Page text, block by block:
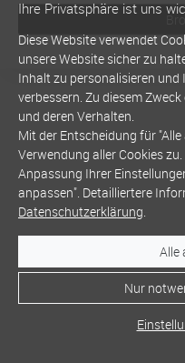
Ihre Privatsphäre ist uns
Diese Website verwendet
unsere Website sicher zu
Inhalt zu personalisieren
verbessern. Zu diesem
und deren Verhalten.
Mit der Entscheidung für
Verwendung aller Cookies
Anpassung Ihrer
anpassen". Detailliertere
Datenschutzerklärung.
Alle
Nur